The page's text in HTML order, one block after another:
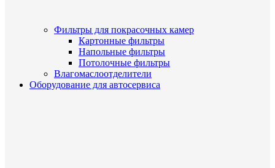
Фильтры для покрасочных камер
Картонные фильтры
Напольные фильтры
Потолочные фильтры
Влагомаслоотделители
Оборудование для автосервиса